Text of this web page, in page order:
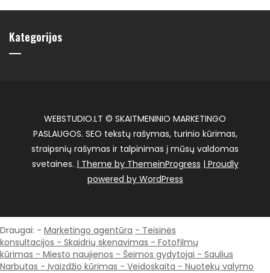
Kategorijos
WEBSTUDIO.LT © SKAITMENINIO MARKETINGO
PASLAUGOS. SEO tekstų rašymas, turinio kūrimas,
straipsnių rašymas ir talpinimas į mūsų valdomas
svetaines. | Theme by ThemeinProgress | Proudly
powered by WordPress
Draugai: - Marketingo agentūra - Teisinės
konsultacijos - Skaidrių skenavimas - Fotofilmų
kūrimas - Miesto naujienos - Šeimos gydytojai - Saulius
Narbutas - Įvaizdžio kūrimas - Veidoskaita - Nuotekų valymo